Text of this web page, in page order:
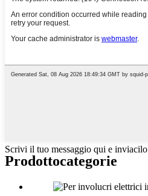
Scrivi il tuo messaggio qui e inviacilo
Prodottocategorie